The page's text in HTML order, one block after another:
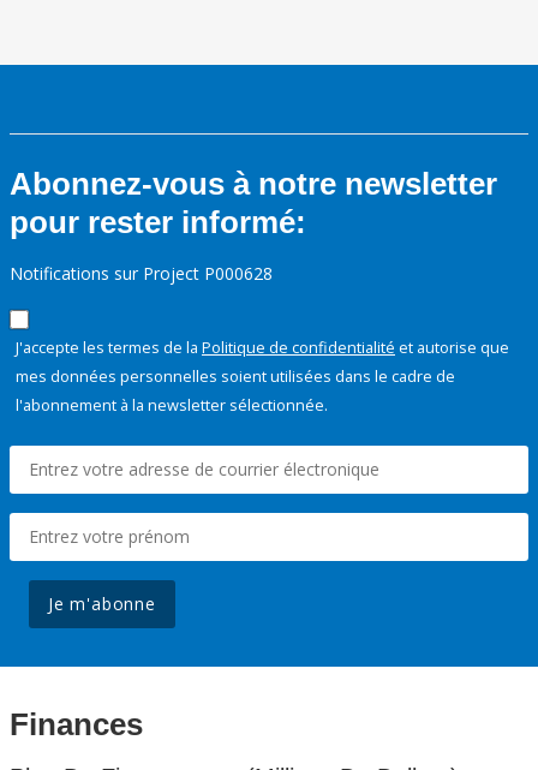
Abonnez-vous à notre newsletter
pour rester informé:
Notifications sur Project P000628
J'accepte les termes de la Politique de confidentialité et autorise que
mes données personnelles soient utilisées dans le cadre de
l'abonnement à la newsletter sélectionnée.
Je m'abonne
Finances